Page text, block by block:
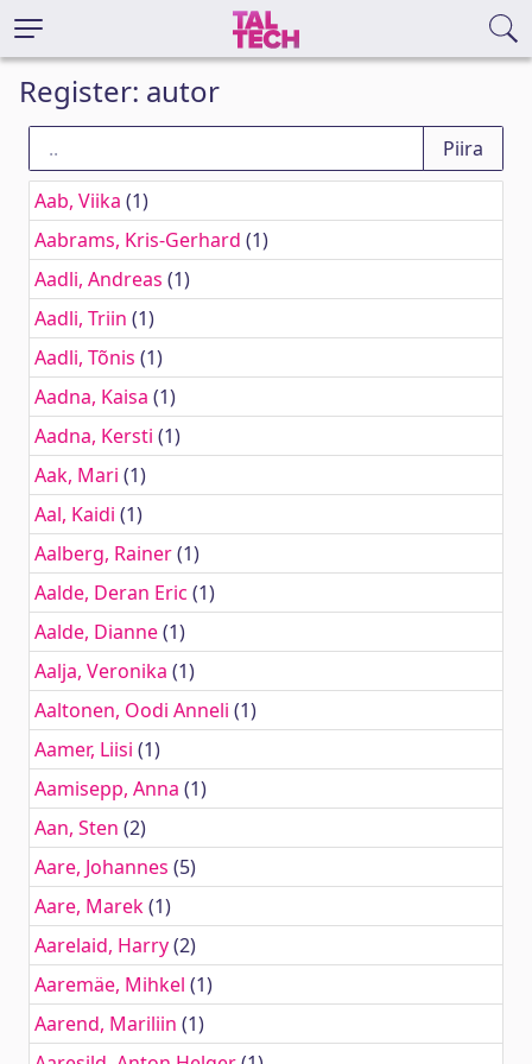
Register: autor
Aab, Viika (1)
Aabrams, Kris-Gerhard (1)
Aadli, Andreas (1)
Aadli, Triin (1)
Aadli, Tõnis (1)
Aadna, Kaisa (1)
Aadna, Kersti (1)
Aak, Mari (1)
Aal, Kaidi (1)
Aalberg, Rainer(1)
Aalde, Deran Eric (1)
Aalde, Dianne(1)
Aalja, Veronika (1)
Aaltonen, Oodi Anneli (1)
Aamer, Liisi (1)
Aamisepp, Anna (1)
Aan, Sten (2)
Aare, Johannes (5)
Aare, Marek(1)
Aarelaid, Harry(2)
Aaremäe, Mihkel (1)
Aarend, Mariliin (1)